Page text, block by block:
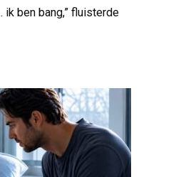
ik ben bang,” fluisterde